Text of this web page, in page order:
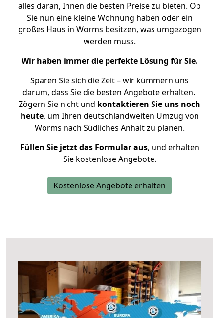
alles daran, Ihnen die besten Preise zu bieten. Ob
Sie nun eine kleine Wohnung haben oder ein
großes Haus in Worms besitzen, was umgezogen
werden muss.
Wir haben immer die perfekte Lösung für Sie.
Sparen Sie sich die Zeit – wir kümmern uns
darum, dass Sie die besten Angebote erhalten.
Zögern Sie nicht und kontaktieren Sie uns noch
heute, um Ihren deutschlandweiten Umzug von
Worms nach Südliches Anhalt zu planen.
Füllen Sie jetzt das Formular aus, und erhalten
Sie kostenlose Angebote.
Kostenlose Angebote erhalten